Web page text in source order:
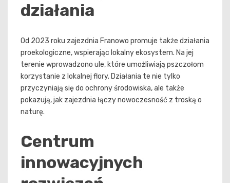
działania
Od 2023 roku zajezdnia Franowo promuje także działania
proekologiczne, wspierając lokalny ekosystem. Na jej
terenie wprowadzono ule, które umożliwiają pszczołom
korzystanie z lokalnej flory. Działania te nie tylko
przyczyniają się do ochrony środowiska, ale także
pokazują, jak zajezdnia łączy nowoczesność z troską o
naturę.
Centrum
innowacyjnych